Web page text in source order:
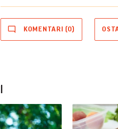
KOMENTARI (0)